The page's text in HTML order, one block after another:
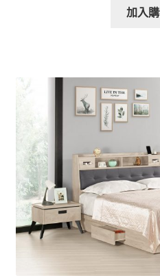
床頭箱/床頭片
化妝台
床頭櫃
斗櫃
書房系列
多功能桌(收銀台)
加入